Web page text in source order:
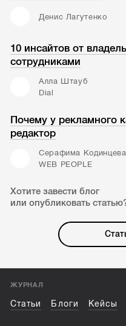
Денис Лагутенко
10 инсайтов от
сотрудниками
Алла Штауб
Dial
Почему у рекламного
редактор
Серафима Кодинцева
WEB PEOPLE
Хотите завести блог
или опубликовать
ЖУРНАЛ
Статьи Блоги Кейсы